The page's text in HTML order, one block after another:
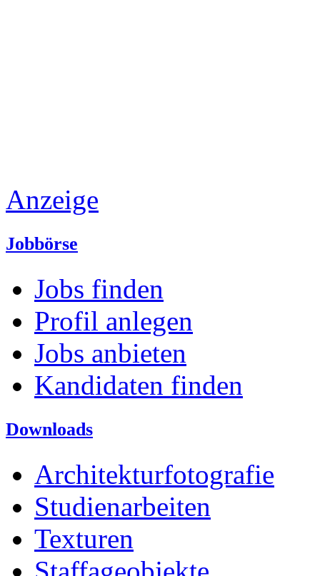
Anzeige
Jobbörse
Jobs finden
Profil anlegen
Jobs anbieten
Kandidaten finden
Downloads
Architekturfotografie
Studienarbeiten
Texturen